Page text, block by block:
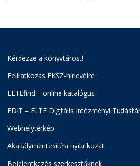
Kérdezze a könyvtárost!
Feliratkozás EKSZ-hírlevélre
ELTEfind – online katalógus
EDIT – ELTE Digitális Intézményi Tudástár
Webhelytérkép
Akadálymentesítési nyilatkozat
Bejelentkezés szerkesztőknek